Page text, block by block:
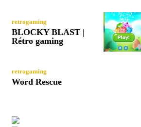
retrogaming
BLOCKY BLAST |
Rétro gaming
retrogaming
Word Rescue